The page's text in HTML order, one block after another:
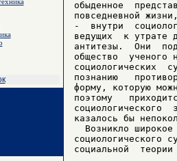
обыденное
повседневной
-  внутри
ведущих  к утрате
антитезы.  Они
общество  ученого
социологических
познанию
форму, которую
поэтому
социологического
казалось бы
Возникло широкое
социологического